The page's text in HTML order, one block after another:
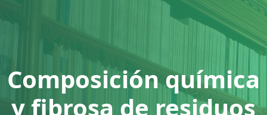
Composición química
y fibrosa de residuos